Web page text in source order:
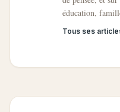
éducation,
Tous ses